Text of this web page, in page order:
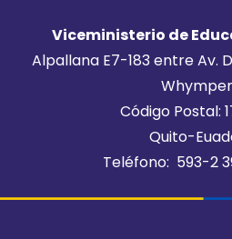
Viceministerio de
Alpallana E7-183 entre Av.
Whymper
Código Postal:
Quito-
Teléfono: 593-2